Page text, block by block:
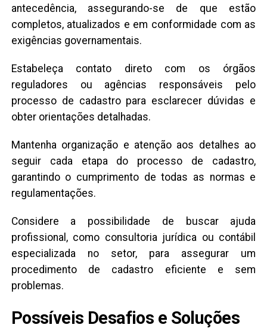
antecedência, assegurando-se de que estão
completos, atualizados e em conformidade com as
exigências governamentais.
Estabeleça contato direto com os órgãos
reguladores ou agências responsáveis pelo
processo de cadastro para esclarecer dúvidas e
obter orientações detalhadas.
Mantenha organização e atenção aos detalhes ao
seguir cada etapa do processo de cadastro,
garantindo o cumprimento de todas as normas e
regulamentações.
Considere a possibilidade de buscar ajuda
profissional, como consultoria jurídica ou contábil
especializada no setor, para assegurar um
procedimento de cadastro eficiente e sem
problemas.
Possíveis Desafios e Soluções